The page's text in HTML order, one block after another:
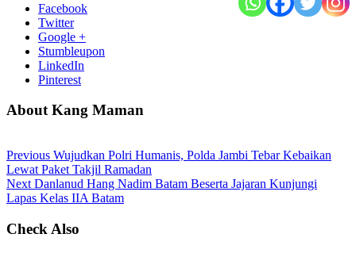
Facebook
Twitter
Google +
Stumbleupon
LinkedIn
Pinterest
About Kang Maman
Previous Wujudkan Polri Humanis, Polda Jambi Tebar Kebaikan
Lewat Paket Takjil Ramadan
Next Danlanud Hang Nadim Batam Beserta Jajaran Kunjungi
Lapas Kelas IIA Batam
Check Also